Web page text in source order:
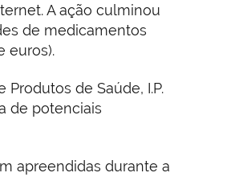
A ação culminou
de medicamentos
euros).
de Saúde, I.P.
de potenciais
apreendidas durante a